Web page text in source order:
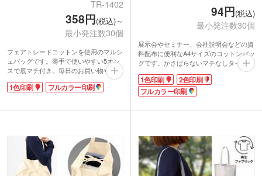
TR-1402
358円(税込)～
最小発注数30個
フェアトレードコットンを使用のマルシ
ェバッグです。薄手で使いやすい5オン
スで底マチ付き。毎日のお買い物やエコ
バッグにぴったりです。国際フェアトレ
ード認証ラベル付き。1色のシルク印刷
援する活動です。SDGs関連のキャンペ
ーン販促品やフェアトレード関連フード
の案件など素材の特性を生かした案件な
どにご提案いただけます。
1色印刷 フルカラー印刷
94円(税込)
最小発注数30個
展示会やセミナー、会社説明会などの資
料配布に便利なA4サイズのコットンバッ
グです。かさばらないマチなしタイプ。
折り畳むとコンパクトになるので、バッ
グの中で邪魔になりにくくサブバッグと
しても活躍します。
きます。コットン特有の自然な色合い
グの制作が可能です。
1色印刷
2色印刷
フルカラー印刷